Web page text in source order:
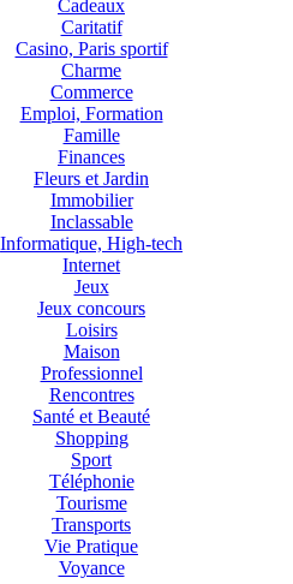
Cadeaux
Caritatif
Casino, Paris sportif
Charme
Commerce
Emploi, Formation
Famille
Finances
Fleurs et Jardin
Immobilier
Inclassable
Informatique, High-tech
Internet
Jeux
Jeux concours
Loisirs
Maison
Professionnel
Rencontres
Santé et Beauté
Shopping
Sport
Téléphonie
Tourisme
Transports
Vie Pratique
Voyance